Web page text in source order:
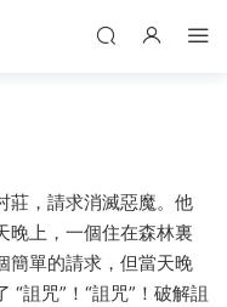
莊，請求消滅惡魔。他
晚上，一個住在森林裏
簡單的請求，但當天晚
詛咒”！“詛咒”！破解詛